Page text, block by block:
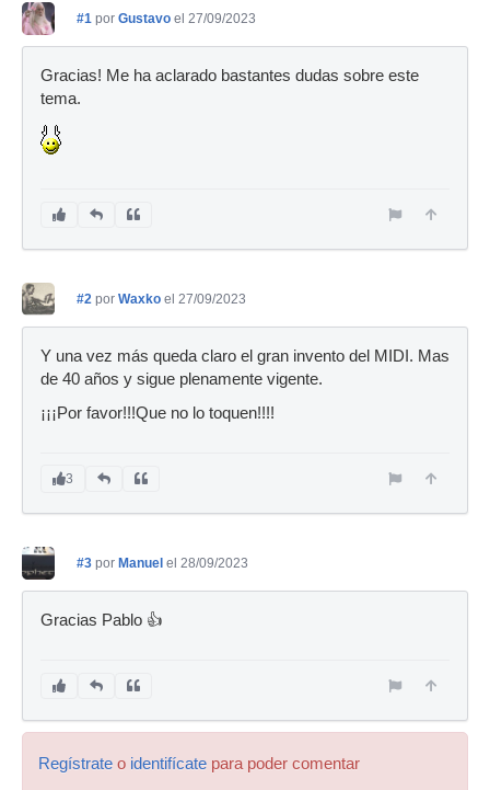
#1 por Gustavo el 27/09/2023
Gracias! Me ha aclarado bastantes dudas sobre este
tema.
#2 por Waxko el 27/09/2023
Y una vez más queda claro el gran invento del MIDI. Mas
de 40 años y sigue plenamente vigente.
¡¡¡Por favor!!!Que no lo toquen!!!!
3
#3 por Manuel el 28/09/2023
Gracias Pablo 👍
Regístrate o identifícate para poder comentar